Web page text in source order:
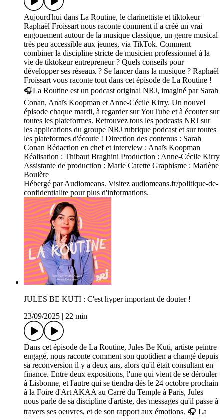
Aujourd'hui dans La Routine, le clarinettiste et tiktokeur
Raphaël Froissart nous raconte comment il a créé un vrai
engouement autour de la musique classique, un genre musical
très peu accessible aux jeunes, via TikTok. Comment
combiner la discipline stricte de musicien professionnel à la
vie de tiktokeur entrepreneur ? Quels conseils pour
développer ses réseaux ? Se lancer dans la musique ? Raphaël
Froissart vous raconte tout dans cet épisode de La Routine !
🎧La Routine est un podcast original NRJ, imaginé par Sarah
Conan, Anaïs Koopman et Anne-Cécile Kirry. Un nouvel
épisode chaque mardi, à regarder sur YouTube et à écouter sur
toutes les plateformes. Retrouvez tous les podcasts NRJ sur
les applications du groupe NRJ rubrique podcast et sur toutes
les plateformes d'écoute ! Direction des contenus : Sarah
Conan Rédaction en chef et interview : Anaïs Koopman
Réalisation : Thibaut Braghini Production : Anne-Cécile Kirry
Assistante de production : Marie Carette Graphisme : Marlène
Boulère
Hébergé par Audiomeans. Visitez audiomeans.fr/politique-de-
confidentialite pour plus d'informations.
JULES BE KUTI : C'est hyper important de douter !
23/09/2025
22 min
Dans cet épisode de La Routine, Jules Be Kuti, artiste peintre
engagé, nous raconte comment son quotidien a changé depuis
sa reconversion il y a deux ans, alors qu'il était consultant en
finance. Entre deux expositions, l'une qui vient de se dérouler
à Lisbonne, et l'autre qui se tiendra dès le 24 octobre prochain
à la Foire d'Art AKAA au Carré du Temple à Paris, Jules
nous parle de sa discipline d'artiste, des messages qu'il passe à
travers ses oeuvres, et de son rapport aux émotions. 🎧 La